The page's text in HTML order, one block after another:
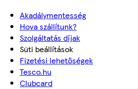
Akadálymentesség
Hova szállítunk?
Szolgáltatás díjak
Süti beállítások
Fizetési lehetőségek
Tesco.hu
Clubcard